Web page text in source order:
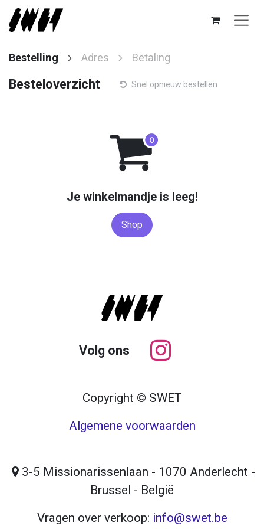
Overslaan naar inhoud
Bestelling Adres Betaling
Besteloverzicht Snel opnieuw bestellen
Je winkelmandje is leeg!
Shop
Volg ons
Copyright © SWET
Algemene voorwaarden
3-5 Missionarissenlaan - 1070 Anderlecht -
Brussel - België
Vragen over verkoop: info@swet.be